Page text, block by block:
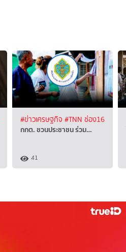
#ข่าวเศรษฐกิจ #TNN ช่อง16
กกต. ชวนประชาชน ร่วม…
41